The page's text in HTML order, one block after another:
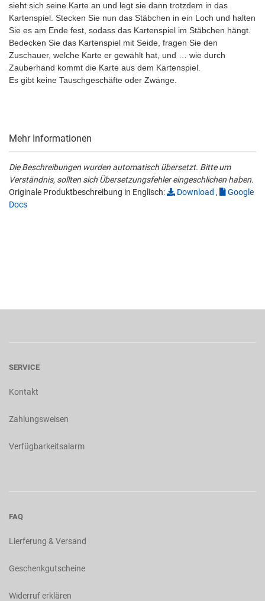
sieht sich seine Karte an und legt sie dann trotzdem in das
Kartenspiel. Stecken Sie nun das Stäbchen in ein Loch und halten
Sie es am Ende fest, sodass das Kartenspiel im Stäbchen hängt.
Bedecken Sie das Kartenspiel mit Seide, fragen Sie den
Zuschauer, welche Karte er gewählt hat, und … wie durch
Zauberhand kommt die Karte aus dem Kartenspiel.
Es gibt keine Tauschgeschäfte oder Zwänge.
Mehr Informationen
Die Beschreibungen wurden automatisch übersetzt. Bitte um
Verständnis, sollten sich Übersetzungsfehler eingeschlichen haben.
Originale Produktbeschreibung in Englisch:
Download ,
Google
Docs
SERVICE
Kontakt
Zahlungsweisen
Verfügbarkeitsalarm
FAQ
Lierferung & Versand
Geschenkgutscheine
Widerruf erklären